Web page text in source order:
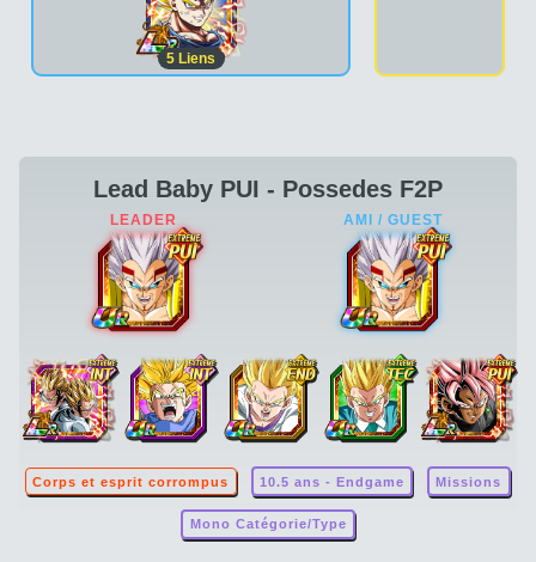
5 Liens
Lead Baby PUI - Possedes F2P
Corps et esprit corrompus 10.5 ans - Endgame Missions
Mono Catégorie/Type